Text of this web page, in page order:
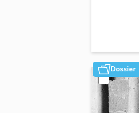
Dossier